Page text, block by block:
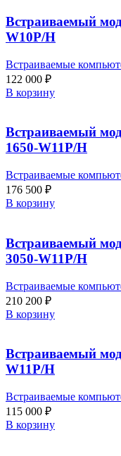
Встраиваемый
W10P/H
Встраиваемые
122 000 ₽
В корзину
Встраиваемый
1650-W11P/H
Встраиваемые
176 500 ₽
В корзину
Встраиваемый
3050-W11P/H
Встраиваемые
210 200 ₽
В корзину
Встраиваемый
W11P/H
Встраиваемые
115 000 ₽
В корзину